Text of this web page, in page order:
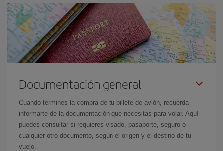
Documentación general
Cuando termines la compra de tu billete de avión, recuerda
informarte de la documentación que necesitas para volar. Aquí
puedes consultar si requieres visado, pasaporte, seguro o
cualquier otro documento, según el origen y el destino de tu
vuelo.